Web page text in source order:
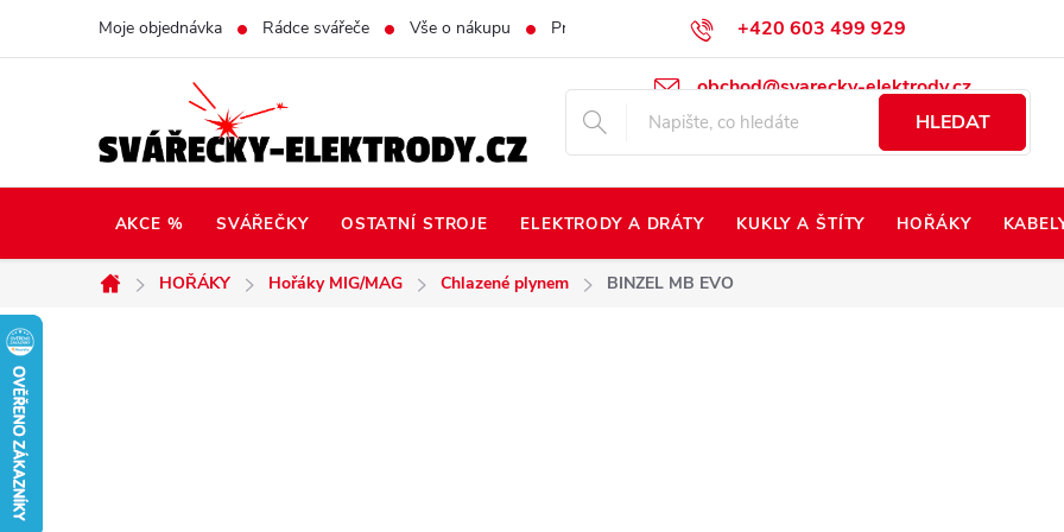
+420 603 499 929
obchod@svarecky-elektrody.cz
Moje objednávka Rádce svářeče Vše o nákupu Prodej na Slovensko Napište nám Kontakty
HLEDAT
AKCE % SVÁŘEČKY OSTATNÍ STROJE ELEKTRODY A DRÁTY KUKLY A ŠTÍTY HOŘÁKY
Domů
HOŘÁKY Hořáky MIG/MAG Chlazené plynem BINZEL MB EVO